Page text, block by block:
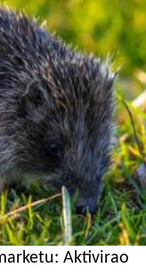
Aktivirao